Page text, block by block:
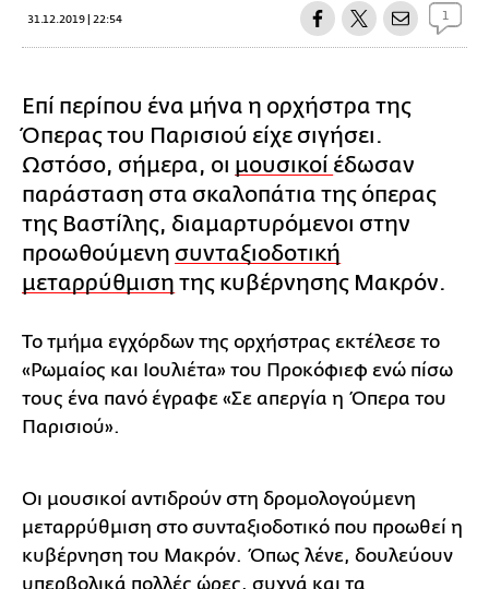
31.12.2019 | 22:54 1
Επί περίπου ένα μήνα η ορχήστρα της
Όπερας του Παρισιού είχε σιγήσει.
Ωστόσο, σήμερα, οι μουσικοί έδωσαν
παράσταση στα σκαλοπάτια της όπερας
της Βαστίλης, διαμαρτυρόμενοι στην
προωθούμενη συνταξιοδοτική
μεταρρύθμιση της κυβέρνησης Μακρόν.
Το τμήμα εγχόρδων της ορχήστρας εκτέλεσε το
«Ρωμαίος και Ιουλιέτα» του Προκόφιεφ ενώ πίσω
τους ένα πανό έγραφε «Σε απεργία η Όπερα του
Παρισιού».
Οι μουσικοί αντιδρούν στη δρομολογούμενη
μεταρρύθμιση στο συνταξιοδοτικό που προωθεί η
κυβέρνηση του Μακρόν. Όπως λένε, δουλεύουν
υπερβολικά πολλές ώρες, συχνά και τα